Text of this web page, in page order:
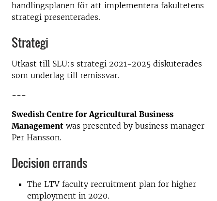
handlingsplanen för att implementera fakultetens
strategi presenterades.
Strategi
Utkast till SLU:s strategi 2021-2025 diskuterades
som underlag till remissvar.
---
Swedish Centre for Agricultural Business
Management was presented by business manager
Per Hansson.
Decision errands
The LTV faculty recruitment plan for higher
employment in 2020.